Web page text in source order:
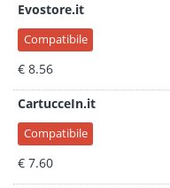
Evostore.it
Compatibile
€ 8.56
CartucceIn.it
Compatibile
€ 7.60